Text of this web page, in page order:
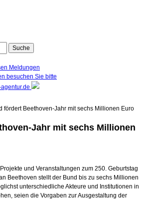
Meldungen
besuchen Sie bitte
fördert Beethoven-Jahr mit sechs Millionen Euro
Jahr mit sechs Millionen
und Veranstaltungen zum 250. Geburtstag
Beethoven stellt der Bund bis zu sechs Millionen
unterschiedliche Akteure und Institutionen in
seien die Vorgaben zur Ausgestaltung der